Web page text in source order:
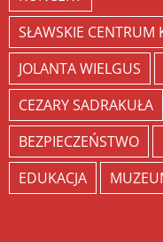
SŁAWSKIE CENTRUM
JOLANTA WIELGUS
CEZARY SADRAKUŁA
BEZPIECZEŃSTWO
EDUKACJA